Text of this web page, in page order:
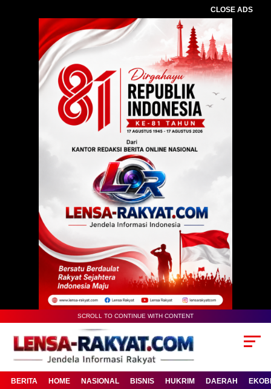
CLOSE ADS
SCROLL TO CONTINUE WITH CONTENT
BERITA HOME NASIONAL BISNIS HUKRIM DAERAH